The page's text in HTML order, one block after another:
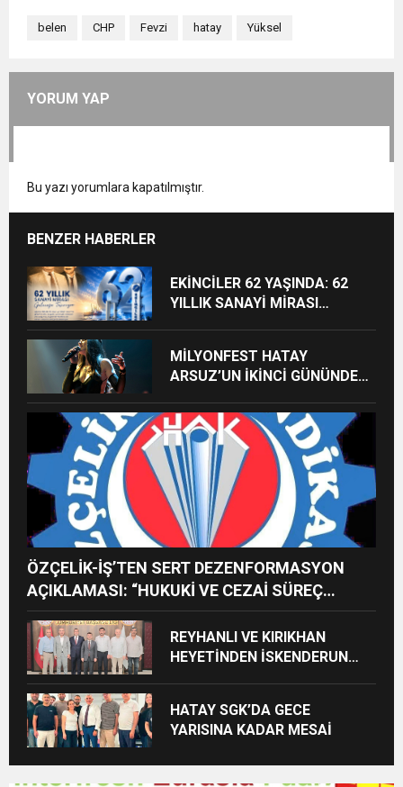
belen CHP Fevzi hatay Yüksel
YORUM YAP
Bu yazı yorumlara kapatılmıştır.
BENZER HABERLER
EKİNCİLER 62 YAŞINDA: 62
YILLIK SANAYİ MİRASI
MİLYONFEST HATAY
ARSUZ’UN İKİNCİ GÜNÜNDE
ALACAK
ÖZÇELİK-İŞ’TEN SERT DEZENFORMASYON
AÇIKLAMASI: “HUKUKİ VE CEZAİ SÜREÇ
BAŞLATILDI”
REYHANLI VE KIRIKHAN
HEYETİNDEN İSKENDERUN
HATAY SGK’DA GECE
YARISINA KADAR MESAİ